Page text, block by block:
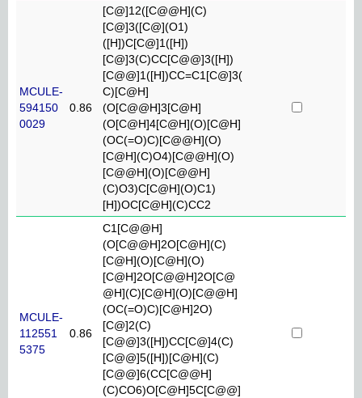
MCULE-
594150
0029
0.86
[C@]12([C@@H](C)
[C@]3([C@](O1)
([H])C[C@]1([H])
[C@]3(C)CC[C@@]3([H])
[C@@]1([H])CC=C1[C@]3(
C)[C@H]
(O[C@@H]3[C@H]
(O[C@H]4[C@H](O)[C@H]
(OC(=O)C)[C@@H](O)
[C@H](C)O4)[C@@H](O)
[C@@H](O)[C@@H]
(C)O3)C[C@H](O)C1)
[H])OC[C@H](C)CC2
MCULE-
112551
5375
0.86
C1[C@@H]
(O[C@@H]2O[C@H](C)
[C@H](O)[C@H](O)
[C@H]2O[C@@H]2O[C@
@H](C)[C@H](O)[C@@H]
(OC(=O)C)[C@H]2O)
[C@]2(C)
[C@@]3([H])CC[C@]4(C)
[C@@]5([H])[C@H](C)
[C@@]6(CC[C@@H]
(C)CO6)O[C@H]5C[C@@]